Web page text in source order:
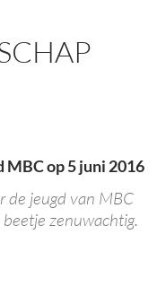
MBC op 5 juni 2016
de jeugd van MBC
zenuwachtig.